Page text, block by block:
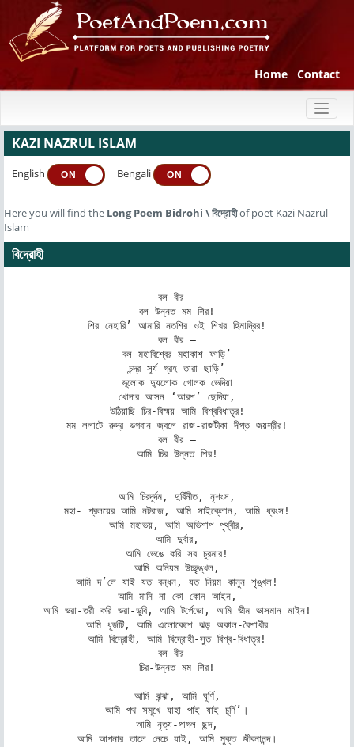
Home Contact
KAZI NAZRUL ISLAM
English ON Bengali ON
Here you will find the Long Poem Bidrohi \বিদ্রোহীof poet Kazi Nazrul
Islam
বিদ্রোহী
বল বীর –
বল উন্নত মম শির!
শির নেহারি’ আমারি নতশির ওই শিখর হিমাদ্রির!
বল বীর –
বল মহাবিশ্বের মহাকাশ ফাড়ি’
চন্দ্র সূর্য গ্রহ তারা ছাড়ি’
ভূলোক দ্যুলোক গোলক ভেদিয়া
খোদার আসন ‘আরশ’ ছেদিয়া,
উঠিয়াছি চির-বিস্ময় আমি বিশ্ববিধাতৃর!
মম ললাটে রুদ্র ভগবান জ্বলে রাজ-রাজটীকা দীপ্ত জয়শ্রীর!
বল বীর –
আমি চির উন্নত শির!
আমি চিরদূর্দম, দুর্বিনীত, নৃশংস,
মহা- প্রলয়ের আমি নটরাজ, আমি সাইক্লোন, আমি ধ্বংস!
আমি মহাভয়, আমি অভিশাপ পৃথ্বীর,
আমি দুর্বার,
আমি ভেঙে করি সব চুরমার!
আমি অনিয়ম উচ্ছৃঙ্খল,
আমি দ’লে যাই যত বন্ধন, যত নিয়ম কানুন শৃঙ্খল!
আমি মানি না কো কোন আইন,
আমি ভরা-তরী করি ভরা-ডুবি, আমি টর্পেডো, আমি ভীম ভাসমান মাইন!
আমি ধূর্জটি, আমি এলোকেশে ঝড় অকাল-বৈশাখীর
আমি বিদ্রোহী, আমি বিদ্রোহী-সুত বিশ্ব-বিধাতৃর!
বল বীর –
চির-উন্নত মম শির!
আমি ঝন্ঝা, আমি ঘূর্ণি,
আমি পথ-সমূখে যাহা পাই যাই চূর্ণি’।
আমি নৃত্য-পাগল ছন্দ,
আমি আপনার তালে নেচে যাই, আমি মুক্ত জীবনানন্দ।